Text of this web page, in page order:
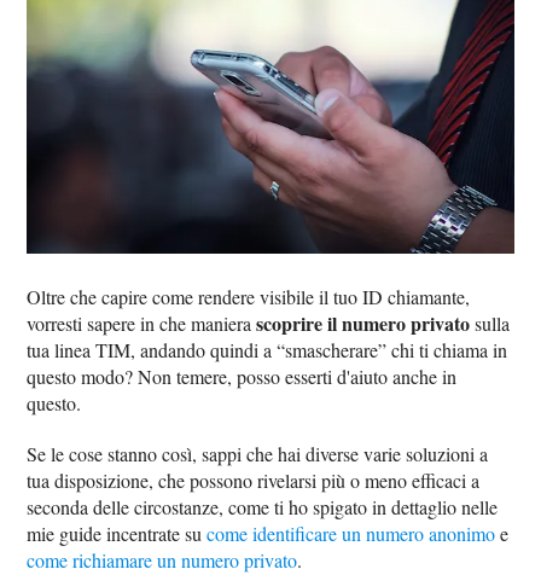
Oltre che capire come rendere visibile il tuo ID chiamante,
vorresti sapere in che manierascoprire il numero privatosulla
tua linea TIM, andando quindi a “smascherare” chi ti chiama in
questo modo? Non temere, posso esserti d'aiuto anche in
questo.
Se le cose stanno così, sappi che hai diverse varie soluzioni a
tua disposizione, che possono rivelarsi più o meno efficaci a
seconda delle circostanze, come ti ho spigato in dettaglio nelle
mie guide incentrate sucome identificare un numero anonimoe
come richiamare un numero privato.